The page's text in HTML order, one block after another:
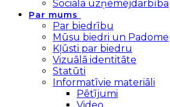
Sociālā uzņēmējdarbība
Par mums
Par biedrību
Mūsu biedri un Padome
Kļūsti par biedru
Vizuālā identitāte
Statūti
Informatīvie materiāli
Pētījumi